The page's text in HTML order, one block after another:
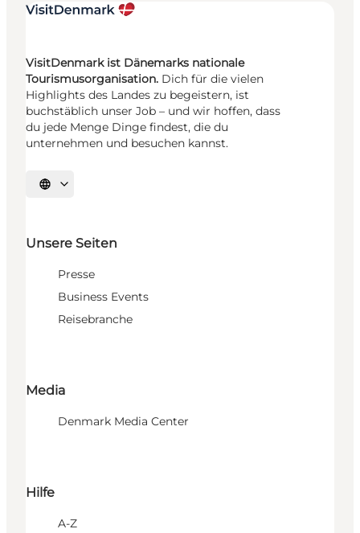
VisitDenmark ist Dänemarks nationale
Tourismusorganisation. Dich für die vielen
Highlights des Landes zu begeistern, ist
buchstäblich unser Job – und wir hoffen, dass
du jede Menge Dinge findest, die du
unternehmen und besuchen kannst.
Sprache auswählen
Unsere Seiten
Presse
Business Events
Reisebranche
Media
Denmark Media Center
Hilfe
A-Z